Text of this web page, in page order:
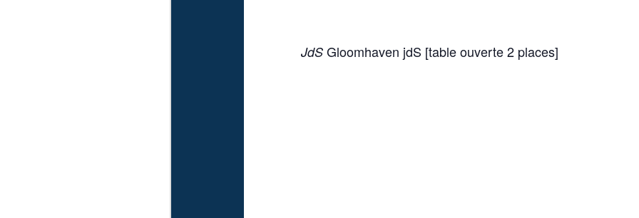
JdS Gloomhaven jdS [table ouverte 2 places]